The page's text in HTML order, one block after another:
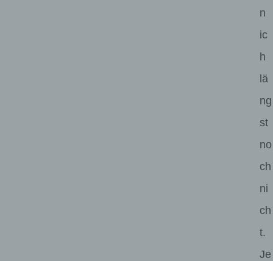
n
ic
h
lä
ng
st
no
ch
ni
ch
t.
Je